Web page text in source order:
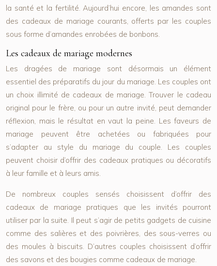
la santé et la fertilité. Aujourd’hui encore, les amandes sont
des cadeaux de mariage courants, offerts par les couples
sous forme d’amandes enrobées de bonbons.
Les cadeaux de mariage modernes
Les dragées de mariage sont désormais un élément
essentiel des préparatifs du jour du mariage. Les couples ont
un choix illimité de cadeaux de mariage. Trouver le cadeau
original pour le frère, ou pour un autre invité, peut demander
réflexion, mais le résultat en vaut la peine. Les faveurs de
mariage peuvent être achetées ou fabriquées pour
s’adapter au style du mariage du couple. Les couples
peuvent choisir d’offrir des cadeaux pratiques ou décoratifs
à leur famille et à leurs amis.
De nombreux couples sensés choisissent d’offrir des
cadeaux de mariage pratiques que les invités pourront
utiliser par la suite. Il peut s’agir de petits gadgets de cuisine
comme des salières et des poivrières, des sous-verres ou
des moules à biscuits. D’autres couples choisissent d’offrir
des savons et des bougies comme cadeaux de mariage.